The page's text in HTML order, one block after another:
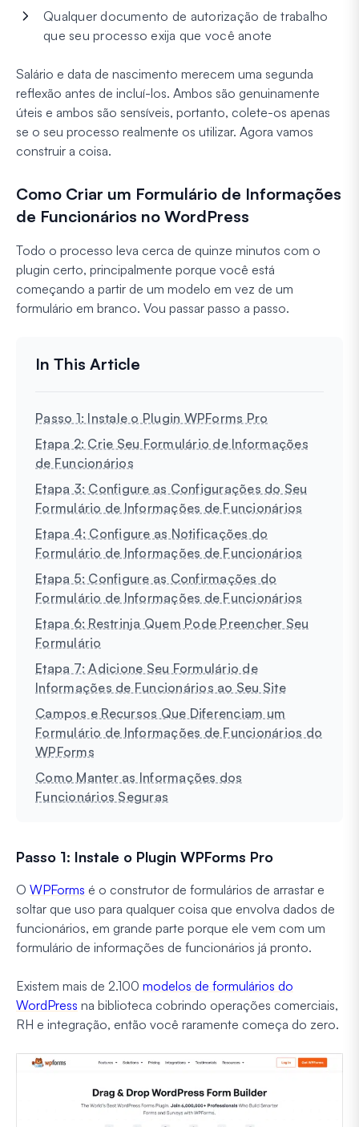
Qualquer documento de autorização de trabalho
que seu processo exija que você anote
Salário e data de nascimento merecem uma segunda
reflexão antes de incluí-los. Ambos são genuinamente
úteis e ambos são sensíveis, portanto, colete-os apenas
se o seu processo realmente os utilizar. Agora vamos
construir a coisa.
Como Criar um Formulário de Informações
de Funcionários no WordPress
Todo o processo leva cerca de quinze minutos com o
plugin certo, principalmente porque você está
começando a partir de um modelo em vez de um
formulário em branco. Vou passar passo a passo.
Passo 1: Instale o Plugin WPForms Pro
Etapa 2: Crie Seu Formulário de Informações
de Funcionários
Etapa 3: Configure as Configurações do Seu
Formulário de Informações de Funcionários
Etapa 4: Configure as Notificações do
Formulário de Informações de Funcionários
Etapa 5: Configure as Confirmações do
Formulário de Informações de Funcionários
Etapa 6: Restrinja Quem Pode Preencher Seu
Formulário
Etapa 7: Adicione Seu Formulário de
Informações de Funcionários ao Seu Site
Campos e Recursos Que Diferenciam um
Formulário de Informações de Funcionários do
WPForms
Como Manter as Informações dos
Funcionários Seguras
Passo 1: Instale o Plugin WPForms Pro
O WPForms é o construtor de formulários de arrastar e
soltar que uso para qualquer coisa que envolva dados de
funcionários, em grande parte porque ele vem com um
formulário de informações de funcionários já pronto.
Existem mais de 2.100 modelos de formulários do
WordPress na biblioteca cobrindo operações comerciais,
RH e integração, então você raramente começa do zero.